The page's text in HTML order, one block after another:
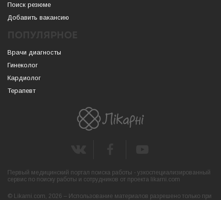
Поиск резюме
Добавить вакансию
Врачи диагносты
Гинеколог
Кардиолог
Терапевт
Первый медицинский портал поиска работы - узкоспециализированный
сервис по поиску работы и сотрудников от проекта likarni.com
© Likarni.com, 2026 – Использование материалов разрешено только при